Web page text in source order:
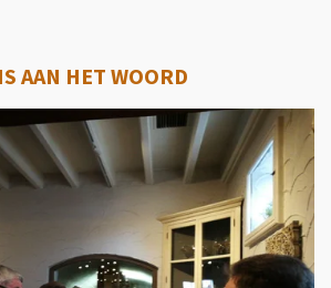
AAN HET WOORD